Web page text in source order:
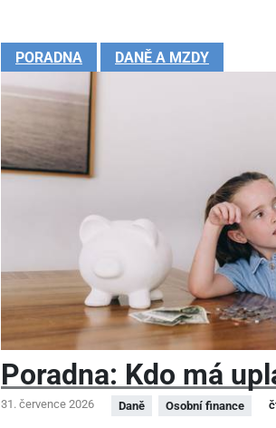
PORADNA DANĚ A MZDY
Poradna: Kdo má
31. července 2026 Daně Osobní finance